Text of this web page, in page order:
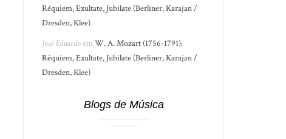
Réquiem, Exultate, Jubilate (Berliner, Karajan /
Dresden, Klee)
José EduardoemW. A. Mozart (1756-1791):
Réquiem, Exultate, Jubilate (Berliner, Karajan /
Dresden, Klee)
Blogs de Música